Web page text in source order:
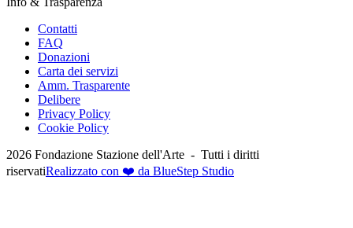
Contatti
FAQ
Donazioni
Carta dei servizi
Amm. Trasparente
Delibere
Privacy Policy
Cookie Policy
2026 Fondazione Stazione dell'Arte - Tutti i diritti
riservatiRealizzato con ❤️ da BlueStep Studio